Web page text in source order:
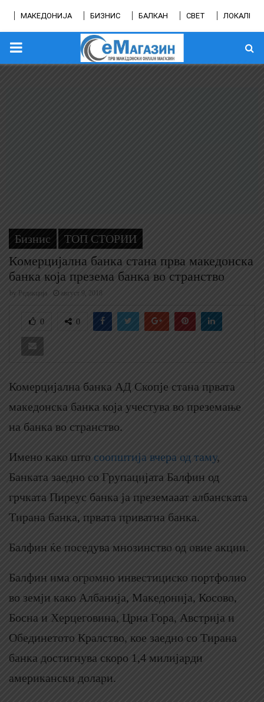
МАКЕДОНИЈА БИЗНИС БАЛКАН СВЕТ ЛОКАЛНО
PRIMARY
Бизнис ТОП СТОРИИ
Комерцијална банка стана прва македонска
банка која презема банка во странство
by Редакција август 9, 2018
0 0
Комерцијална банка АД Скопје стана првата
македонска банка која учестува во преземање
на банка во странство.
Имено како што соопштија вчера од таму,
Банката заедно со Групацијата Балфин од
грчката Пиреус банка ја преземааат албанската
Тирана банка, првата приватна банка.
Балфин ќе поседува мнозинство од овие акции.
Балфин има огромно инвестициско портфолио
во земји како Албанија, Македонија, Косово,
Босна и Херцеговина, Црна Гора, Австрија и
Обединетото Кралство, кое заедно со Тирана
банка достигнува скоро 1,4 милијарди
американски долари.